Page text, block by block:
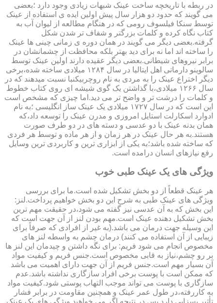
در ربطه با تاریخچه ساخت عینک شبهات زیادی وجود دارد ؛بعضی
می گویند که حدود دو هزار سال پیش اولین ایده ی استفاده از عینک
توسط سنکا فیلسوف رومی که در هنگام مطالعه از لیوان آب به
کتاب نگاه کرده و کلمات بزرگتر و شفاف تر شدن شکل
گرفته.بعضی دیگر می گویند در همان دوره ی زمانی چینی ها عینک
را ساخته اند اما نه برای دید بهتر بلکه محافظت از چشمانشان در
برابر نیروهای شیطانی.بعضی دیگر عقیده دارند اولین عینک توسط
سالوینو دارماتی اهل ایتالیا در سال ۱۲۸۴ میلادی ساخته شده،برخی
دیگر اختراع عینک را به مردی به نام روچربیکنبا نسبت میدهند که در
سال ۱۲۶۶ میلادی،با گذاشتن یک گوی شیشه ای روی کتاب خطوط
و کلمات را درشت تر و واضح تر می دید.اما چیزی که مشخص است
این است که در سال ۱۷۲۷ میلادی یک عینک ساز انگلیسی ؛به نام
ادوارد اسکارلت استایل امروزی و مدرن عینک را توسعه داد،که
همان بدنه عینک با دو عدسی و دسته های در دو طرف صورت
هستند.به هر حال عینک در هر زمان و از هر ماده و توسط هر فردی
که ساخته شده باشد؛به یکی از ابزاری ترین و کاربردی ترین وسایل
رفع نیازهای انسان درامده است.
ویژگی های یک عینک طبی خوب
هر عینک قطعاً از دو بخش تشکیل شده است.ما برای بررسی
ویژگی های عینک طبی به شرح این دو بخش خواهیم پرداخت.لنز:
این بخش که به آن عدسی نیز گفته می شود،در حقیقت مهم ترین
بخش تشکیل دهنده عینک است.مهم بودن لنز از آن جهت است که
این وسیله جهت درمان می باشد.(به غیر از افرادی که صرفاً برای
زیبایی از آن استفاده می کنند) درمان چشم به واسطه لنز های
مخصوص انجام می شود فریم: برای نگه داشتن و چیدمان این لنز ها
بر رو چشم،نیاز به قابی مخصوص است.جنس فریم و کیفیت مواد
آن بسیار مهم است.جنس فریم از آن جهت دارای اهمیت می باشد
که ممکن است با پوست برخی افراد سازگاری نداشته باشد.عدم
سازگاری با پوست می تواند موجب التهاب پوستی شود.کیفیت مواد
به کاررفته،در طول عمر عینک و همچنین مقاومت در برابر فشار